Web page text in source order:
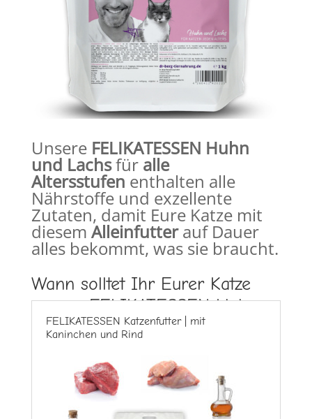
Unsere FELIKATESSEN Huhn
und Lachsfüralle
Altersstufen enthalten alle
Nährstoffe und exzellente
Zutaten, damit Eure Katze mit
diesem Alleinfutterauf Dauer
alles bekommt, was sie braucht.
Wann solltet Ihr Eurer Katze
unsere FELIKATESSEN Huhn
und Lachs füttern?
Katzebedarfsgerecht mit
hwertigem Trockenfutter
ernähren wollt, bzw. müsst,
FELIKATESSEN Katzenfutter | mit
Kaninchen und Rind